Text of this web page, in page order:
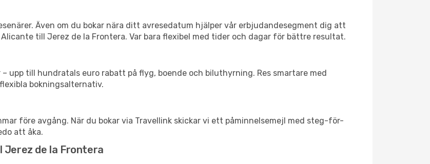
Även om du bokar nära ditt avresedatum hjälper vår erbjudandesegment dig att
till Jerez de la Frontera. Var bara flexibel med tider och dagar för bättre resultat.
upp till hundratals euro rabatt på flyg, boende och biluthyrning. Res smartare med
bokningsalternativ.
före avgång. När du bokar via Travellink skickar vi ett påminnelsemejl med steg-för-
att åka.
de la Frontera